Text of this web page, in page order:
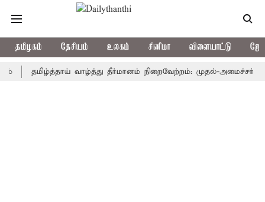
தமிழகம் தேசியம் உலகம் சினிமா விளையாட்டு
தமிழ்த்தாய் வாழ்த்து தீர்மானம் நிறைவேற்றம்: முதல்-அமைச்சர் விஜய்